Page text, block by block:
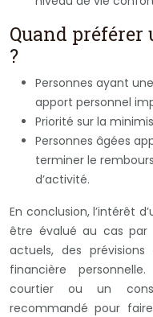
Quand préférer
?
Personnes ayant
apport personnel
Priorité sur la
Personnes âgées
terminer le
d’activité.
En conclusion, l’intérêt
être évalué au cas
actuels, des
financière
courtier ou un
recommandé pour